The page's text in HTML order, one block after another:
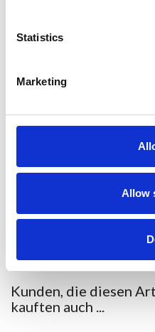
Statistics
Marketing
Allow
Sposób użytkowania
1. Przed użyciem wstrząsnąć.
3. Wytrzeć lub pozostawić do
4. W przypadku wrażliwych
tekstylia, powierzchnie pokryte
produktu w niewidocznym
Kunden, die diesen
kauften auch ...